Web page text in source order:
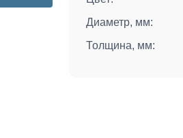
Диаметр, мм:
Толщина, мм: